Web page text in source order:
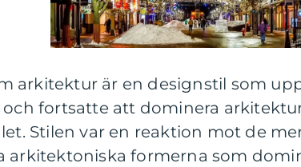
arkitektur är en designstil som
och fortsatte att dominera
Stilen var en reaktion mot de
arkitektoniska formerna som